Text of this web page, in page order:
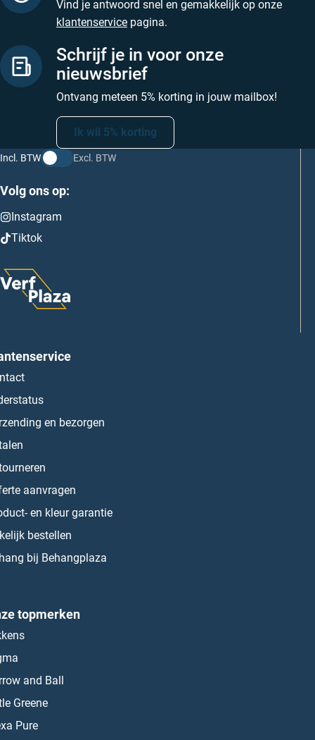
Vind je antwoord snel en gemakkelijk op onze
klantenservice pagina.
Schrijf je in voor onze
nieuwsbrief
Ontvang meteen 5% korting in jouw mailbox!
Ik wil 5% korting
Incl. BTW Excl. BTW
Volg ons op:
Instagram
Tiktok
en bezorgen
aanvragen
en kleur garantie
bestellen
bij Behangplaza
topmerken
and Ball
Greene
Pure